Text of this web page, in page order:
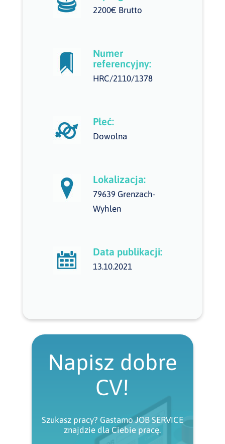
2200€ Brutto
Numer
referencyjny:
HRC/2110/1378
Płeć:
Dowolna
Lokalizacja:
79639 Grenzach-
Wyhlen
Data publikacji:
13.10.2021
Napisz dobre
CV!
Szukasz pracy? Gastamo JOB SERVICE
znajdzie dla Ciebie pracę.